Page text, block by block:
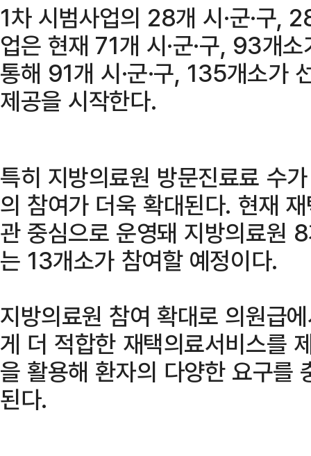
1차 시범사업의 28개 시·군·구,
업은 현재 71개 시·군·구, 93개
통해 91개 시·군·구, 135개소가
제공을 시작한다.
특히 지방의료원 방문진료료 수
의 참여가 더욱 확대된다. 현재
관 중심으로 운영돼 지방의료원
는 13개소가 참여할 예정이다.
지방의료원 참여 확대로 의원급
게 더 적합한 재택의료서비스를
을 활용해 환자의 다양한 요구를
된다.